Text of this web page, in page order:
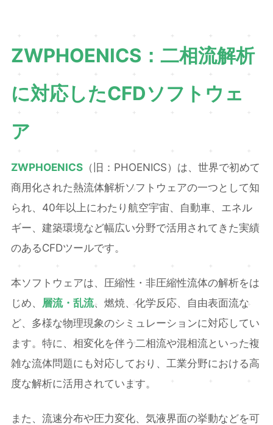
ZWPHOENICS：二相流解析
に対応したCFDソフトウェ
ア
ZWPHOENICS（旧：PHOENICS）は、世界で初めて
商用化された熱流体解析ソフトウェアの一つとして知
られ、40年以上にわたり航空宇宙、自動車、エネル
ギー、建築環境など幅広い分野で活用されてきた実績
のあるCFDツールです。
本ソフトウェアは、圧縮性・非圧縮性流体の解析をは
じめ、 層流・乱流、燃焼、化学反応、自由表面流な
ど、多様な物理現象のシミュレーションに対応してい
ます。特に、相変化を伴う二相流や混相流といった複
雑な流体問題にも対応しており、工業分野における高
度な解析に活用されています。
また、流速分布や圧力変化、気液界面の挙動などを可